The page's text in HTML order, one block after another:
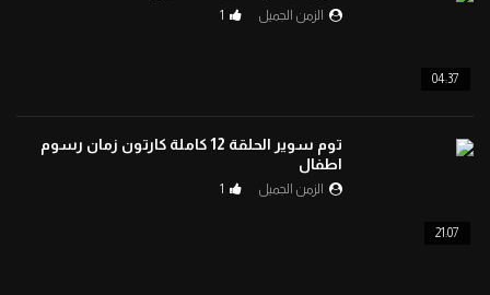
افتح يا سمسم – الحلقة 98
1.3K
0
04:37
الزمن الجميل 1
21:07
توم سوير الحلقة 12 كاملة كارتون زمان رسوم
اطفال
الزمن الجميل 1